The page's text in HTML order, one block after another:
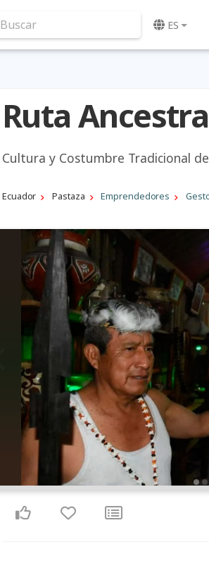
Buscar ES
Ruta
Cultura y Costumbre Tradicional
Ecuador Pastaza Emprendedores
Previous